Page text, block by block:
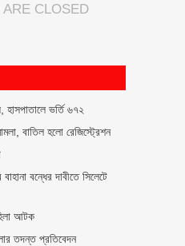
CLOSED
ভর্তি ৬৭২
বাতিল হলো রেজিস্ট্রেশন
বন্ধের দাবীতে সিলেটে
আটক
তদন্ত প্রতিবেদন